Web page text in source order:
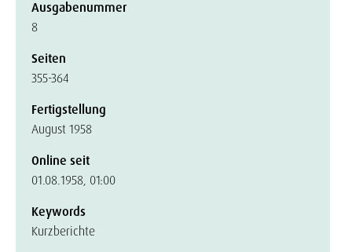
Ausgabenummer
8
Seiten
355-364
Fertigstellung
August 1958
Online seit
01.08.1958, 01:00
Keywords
Kurzberichte